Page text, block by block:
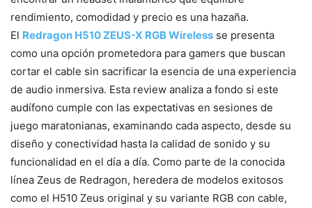
rendimiento, comodidad y precio es una hazaña.
El Redragon H510 ZEUS-X RGB Wireless se presenta
como una opción prometedora para gamers que buscan
cortar el cable sin sacrificar la esencia de una experiencia
de audio inmersiva. Esta review analiza a fondo si este
audífono cumple con las expectativas en sesiones de
juego maratonianas, examinando cada aspecto, desde su
diseño y conectividad hasta la calidad de sonido y su
funcionalidad en el día a día. Como parte de la conocida
línea Zeus de Redragon, heredera de modelos exitosos
como el H510 Zeus original y su variante RGB con cable,